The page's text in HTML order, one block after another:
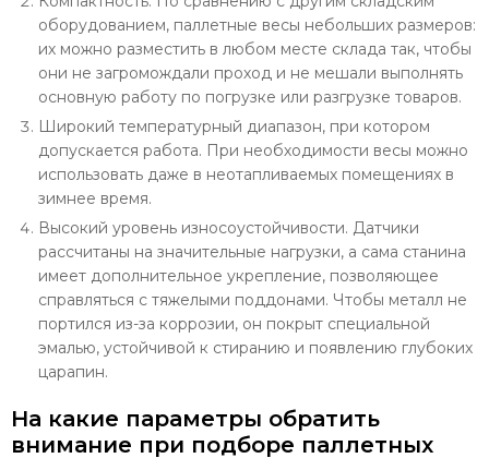
оборудованием, паллетные весы небольших размеров:
их можно разместить в любом месте склада так, чтобы
они не загромождали проход и не мешали выполнять
основную работу по погрузке или разгрузке товаров.
Широкий температурный диапазон, при котором
допускается работа. При необходимости весы можно
использовать даже в неотапливаемых помещениях в
зимнее время.
Высокий уровень износоустойчивости. Датчики
рассчитаны на значительные нагрузки, а сама станина
имеет дополнительное укрепление, позволяющее
справляться с тяжелыми поддонами. Чтобы металл не
портился из-за коррозии, он покрыт специальной
эмалью, устойчивой к стиранию и появлению глубоких
царапин.
На какие параметры обратить
внимание при подборе паллетных